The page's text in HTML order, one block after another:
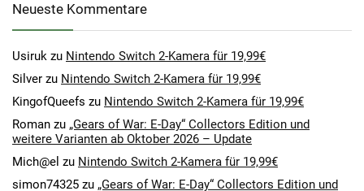
Neueste Kommentare
Usiruk zu Nintendo Switch 2-Kamera für 19,99€
Silver zu Nintendo Switch 2-Kamera für 19,99€
KingofQueefs zu Nintendo Switch 2-Kamera für 19,99€
Roman zu „Gears of War: E-Day“ Collectors Edition und
weitere Varianten ab Oktober 2026 – Update
Mich@el zu Nintendo Switch 2-Kamera für 19,99€
simon74325 zu „Gears of War: E-Day“ Collectors Edition und